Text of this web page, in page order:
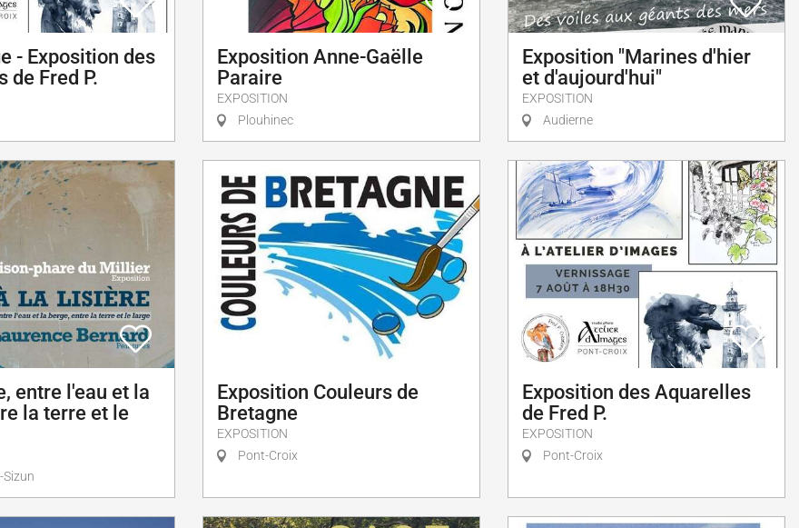
- Exposition des
de Fred P.
Exposition Anne-Gaëlle
Paraire
EXPOSITION
Plouhinec
Exposition "Marines d'hier
et d'aujourd'hui"
EXPOSITION
Audierne
entre l'eau et la
la terre et le
Sizun
Exposition Couleurs de
Bretagne
EXPOSITION
Pont-Croix
Exposition des Aquarelles
de Fred P.
EXPOSITION
Pont-Croix